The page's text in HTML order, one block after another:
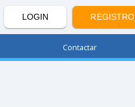
LOGIN REGISTRO
Contactar